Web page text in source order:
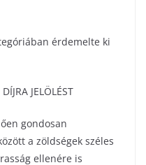
érdemelte ki
JELÖLÉST
gondosan
a zöldségek széles
ellenére is